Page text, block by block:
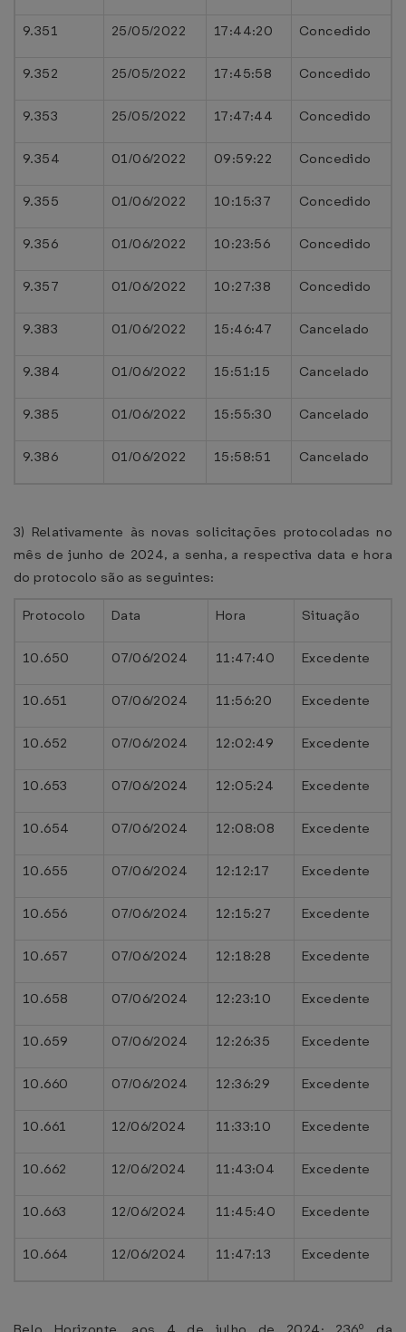
9.351 25/05/2022 17:44:20 Concedido
9.352 25/05/2022 17:45:58 Concedido
9.353 25/05/2022 17:47:44 Concedido
9.354 01/06/2022 09:59:22 Concedido
9.355 01/06/2022 10:15:37 Concedido
9.356 01/06/2022 10:23:56 Concedido
9.357 01/06/2022 10:27:38 Concedido
9.383 01/06/2022 15:46:47 Cancelado
9.384 01/06/2022 15:51:15 Cancelado
9.385 01/06/2022 15:55:30 Cancelado
9.386 01/06/2022 15:58:51 Cancelado
3) Relativamente às novas solicitações protocoladas no
mês de junho de 2024, a senha, a respectiva data e hora
do protocolo são as seguintes:
Protocolo Data Hora Situação
10.650 07/06/2024 11:47:40 Excedente
10.651 07/06/2024 11:56:20 Excedente
10.652 07/06/2024 12:02:49 Excedente
10.653 07/06/2024 12:05:24 Excedente
10.654 07/06/2024 12:08:08 Excedente
10.655 07/06/2024 12:12:17 Excedente
10.656 07/06/2024 12:15:27 Excedente
10.657 07/06/2024 12:18:28 Excedente
10.658 07/06/2024 12:23:10 Excedente
10.659 07/06/2024 12:26:35 Excedente
10.660 07/06/2024 12:36:29 Excedente
10.661 12/06/2024 11:33:10 Excedente
10.662 12/06/2024 11:43:04 Excedente
10.663 12/06/2024 11:45:40 Excedente
10.664 12/06/2024 11:47:13 Excedente